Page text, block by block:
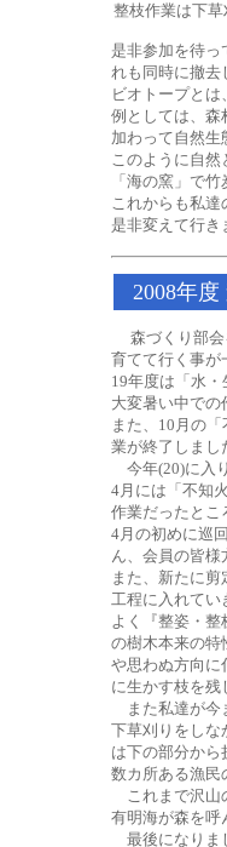
整枝作業は下草
是非参加を待
れも同時に撤去
ビオトープと
例としては、森
加わって自然生
このように自
「海の窯」で
これからも私
是非変えて行き
2008年
森づくり部
育てて行く事が
19年度は「水
大変暑い中で
また、10月の
業が終了しまし
今年(20)に入
4月には「不知
作業だったとこ
4月の初めに巡
ん、会員の皆様
また、新たに
工程に入れてい
よく『整姿・
の樹木本来の特
や思わぬ方向に
に生かす枝を
また私達が今
下草刈りをしな
は下の部分か
数カ所ある漁民
これまで沢山
有明海が森を呼
最後になりま